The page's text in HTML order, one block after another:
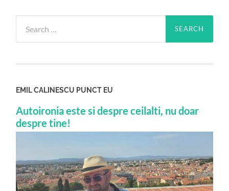
for:
EMIL CALINESCU PUNCT EU
Autoironia este si despre ceilalti, nu doar
despre tine!